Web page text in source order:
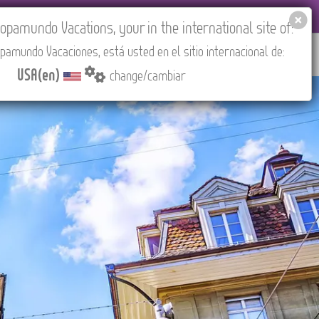
ABOUT US CONTACT Find your Tour
Vacations, your in the international site of:
Vacaciones, está usted en el sitio internacional de:
USA(en) change/cambiar